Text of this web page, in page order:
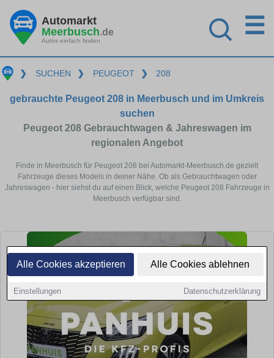
Alle Cookies akzeptieren Alle Cookies ablehnen
Einstellungen Datenschutzerklärung
Automarkt
Meerbusch.de
Autos einfach finden
☰
❯ SUCHEN ❯ PEUGEOT ❯ 208
gebrauchte Peugeot 208 in Meerbusch und im Umkreis
suchen
Peugeot 208 Gebrauchtwagen & Jahreswagen im
regionalen Angebot
Finde in Meerbusch für Peugeot 208 bei Automarkt-Meerbusch.de gezielt
Fahrzeuge dieses Models in deiner Nähe. Ob als Gebrauchtwagen oder
Jahreswagen - hier siehst du auf einen Blick, welche Peugeot 208 Fahrzeuge in
Meerbusch verfügbar sind.